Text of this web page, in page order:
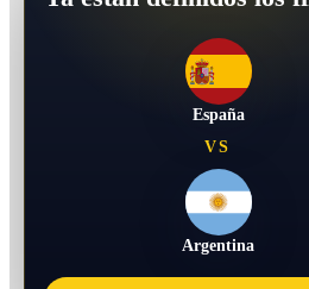
España
VS
Argentina